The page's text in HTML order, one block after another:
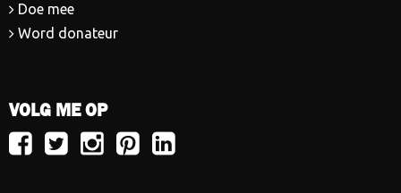
Doe mee
Word donateur
VOLG ME OP
VolgVolgVolgVolgVolg